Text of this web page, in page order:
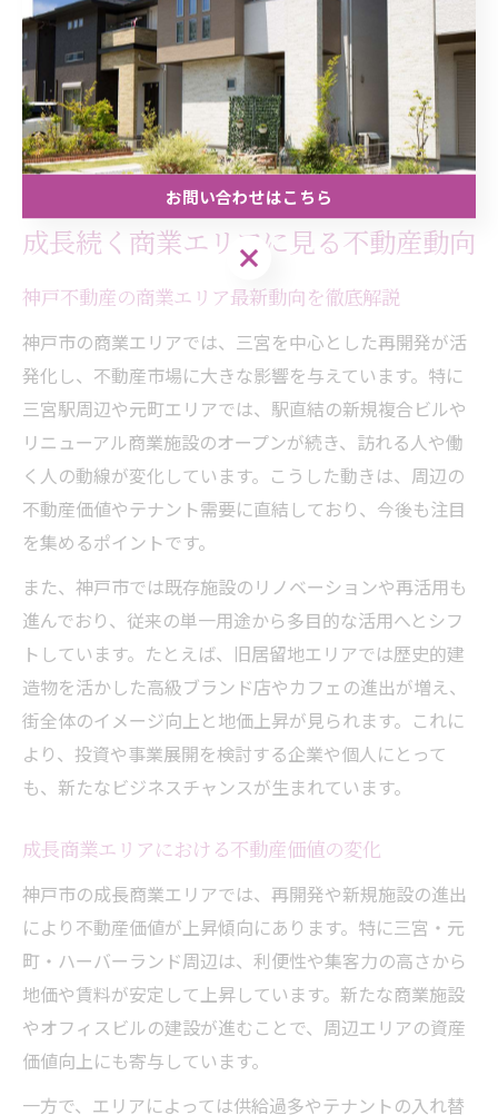
さらに、複数の物件を分散して所有することでリスクヘ
ッジを図る方法や、法人化による節税対策など、上級者
向けの資産形成術も存在します。自身の投資スタイルや
資金状況に合わせて、最適な運用方法を選択することが
重要です。
成長続く商業エリアに見る不動産動向
神戸不動産の商業エリア最新動向を徹底解説
神戸市の商業エリアでは、三宮を中心とした再開発が活
発化し、不動産市場に大きな影響を与えています。特に
三宮駅周辺や元町エリアでは、駅直結の新規複合ビルや
リニューアル商業施設のオープンが続き、訪れる人や働
く人の動線が変化しています。こうした動きは、周辺の
不動産価値やテナント需要に直結しており、今後も注目
を集めるポイントです。
また、神戸市では既存施設のリノベーションや再活用も
進んでおり、従来の単一用途から多目的な活用へとシフ
トしています。たとえば、旧居留地エリアでは歴史的建
造物を活かした高級ブランド店やカフェの進出が増え、
街全体のイメージ向上と地価上昇が見られます。これに
より、投資や事業展開を検討する企業や個人にとって
も、新たなビジネスチャンスが生まれています。
成長商業エリアにおける不動産価値の変化
神戸市の成長商業エリアでは、再開発や新規施設の進出
により不動産価値が上昇傾向にあります。特に三宮・元
町・ハーバーランド周辺は、利便性や集客力の高さから
地価や賃料が安定して上昇しています。新たな商業施設
やオフィスビルの建設が進むことで、周辺エリアの資産
価値向上にも寄与しています。
一方で、エリアによっては供給過多やテナントの入れ替
お問い合わせはこちら
お問い合わせはこちら